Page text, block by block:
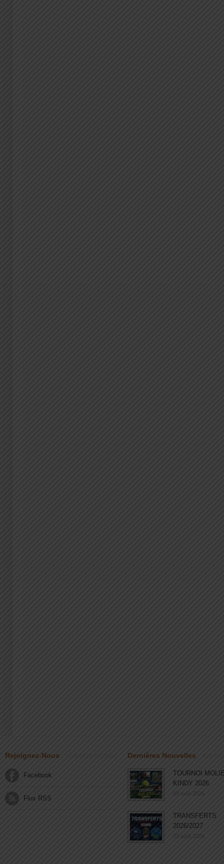
Rejoignez-Nous
Facebook
Flux RSS
Dernières Nouvelles
TOURNOI
KINDY 2026
03 août 2026
TRANSFERTS
2026/2027
03 août 2026